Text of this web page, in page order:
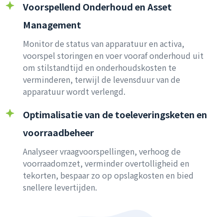
Voorspellend Onderhoud en Asset
Management
Monitor de status van apparatuur en activa,
voorspel storingen en voer vooraf onderhoud uit
om stilstandtijd en onderhoudskosten te
verminderen, terwijl de levensduur van de
apparatuur wordt verlengd.
Optimalisatie van de toeleveringsketen en
voorraadbeheer
Analyseer vraagvoorspellingen, verhoog de
voorraadomzet, verminder overtolligheid en
tekorten, bespaar zo op opslagkosten en bied
snellere levertijden.